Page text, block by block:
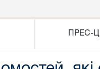
ПРЕС-